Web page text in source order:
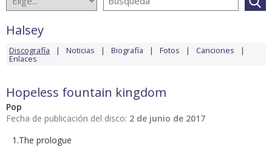
Halsey
Discografía Noticias Biografía Fotos Canciones
Enlaces
Hopeless fountain kingdom
Pop
Fecha de publicación del disco: 2 de junio de 2017
1.The prologue